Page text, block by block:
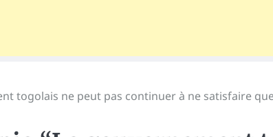
togolais ne peut pas continuer à ne satisfaire